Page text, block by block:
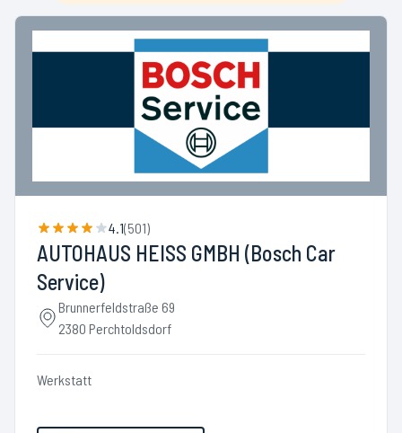
4.1(501)
AUTOHAUS HEISS GMBH (Bosch Car
Service)
Brunnerfeldstraße 69
2380 Perchtoldsdorf
Werkstatt